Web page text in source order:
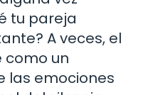
tu pareja
A veces, el
como un
las emociones